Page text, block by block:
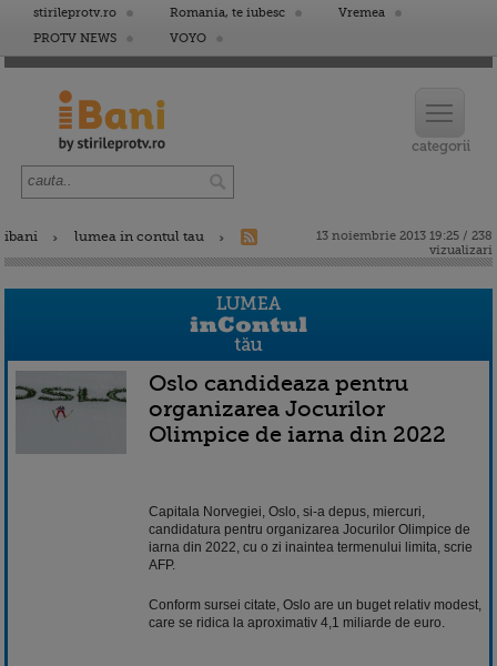
stirileprotv.ro Romania, te iubesc
Vremea
PROTV NEWS
VOYO
ibani lumea in contul tau
13 noiembrie 2013 19:25 / 238
vizualizari
Oslo candideaza pentru
organizarea Jocurilor
Olimpice de iarna din 2022
Capitala Norvegiei, Oslo, si-a depus, miercuri,
candidatura pentru organizarea Jocurilor Olimpice de
iarna din 2022, cu o zi inaintea termenului limita, scrie
AFP.
Conform sursei citate, Oslo are un buget relativ modest,
care se ridica la aproximativ 4,1 miliarde de euro.